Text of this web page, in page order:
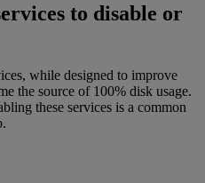
to disable or
while designed to improve
the source of 100% disk usage.
these services is a common